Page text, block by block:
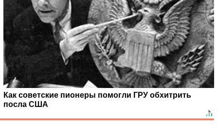
Как советские пионеры помогли ГРУ обхитрить
посла США